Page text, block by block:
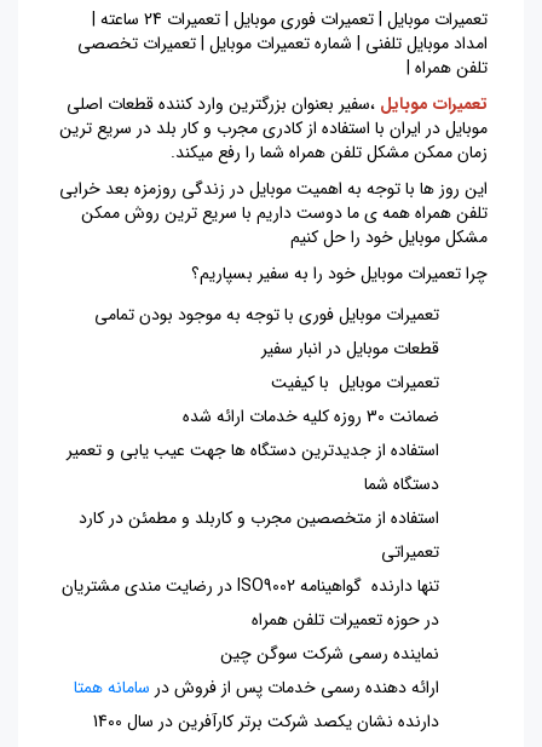
تعمیرات موبایل | تعمیرات فوری موبایل | تعمیرات 24 ساعته |
امداد موبایل تلفنی | شماره تعمیرات موبایل | تعمیرات تخصصی
تلفن همراه |
تعمیرات موبایل ،سفیر بعنوان بزرگترین وارد کننده قطعات اصلی
موبایل در ایران با استفاده از کادری مجرب و کار بلد در سریع ترین
زمان ممکن مشکل تلفن همراه شما را رفع میکند.
این روز ها با توجه به اهمیت موبایل در زندگی روزمزه بعد خرابی
تلفن همراه همه ی ما دوست داریم با سریع ترین روش ممکن
مشکل موبایل خود را حل کنیم
چرا تعمیرات موبایل خود را به سفیر بسپاریم؟
تعمیرات موبایل فوری با توجه به موجود بودن تمامی
قطعات موبایل در انبار سفیر
تعمیرات موبایل با کیفیت
ضمانت 30 روزه کلیه خدمات ارائه شده
استفاده از جدیدترین دستگاه ها جهت عیب یابی و تعمیر
دستگاه شما
استفاده از متخصصین مجرب و کاربلد و مطمئن در کارد
تعمیراتی
تنها دارنده گواهینامه ISO9002 در رضایت مندی مشتریان
در حوزه تعمیرات تلفن همراه
نماینده رسمی شرکت سوگن چین
ارائه دهنده رسمی خدمات پس از فروش در سامانه همتا
دارنده نشان یکصد شرکت برتر کارآفرین در سال 1400